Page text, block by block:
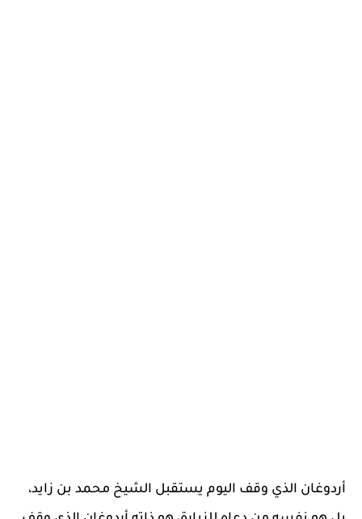
أردوغان الذي وقف اليوم يستقبل الشيخ محمد بن زايد،